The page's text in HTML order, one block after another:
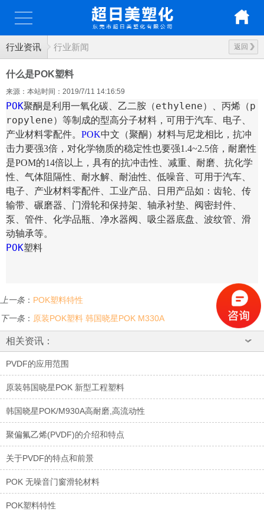
行业资讯 返回
行业新闻
什么是POK塑料
来源：本站时间：2019/7/11 14:16:59
POK聚酮是利用一氧化碳、乙二胺（ethylene）、丙烯（p
ropylene）等制成的型高分子材料，可用于汽车、电子、
产业材料零配件。 POK中文（聚酮）材料与尼龙相比，抗冲
击力要强3倍，对化学物质的稳定性也要强1.4~2.5倍，耐磨性
是POM的14倍以上，具有的抗冲击性、减重、耐磨、抗化学
性、气体阻隔性、耐水解、耐油性、低噪音、可用于汽车、
电子、产业材料零配件、工业产品、日用产品如：齿轮、传
输带、碾磨器、门滑轮和保持架、轴承衬垫、阀密封件、
泵、管件、化学品瓶、净水器阀、吸尘器底盘、波纹管、滑
动轴承等。
POK塑料
上一条： POK塑料特性
下一条： 原装POK塑料 韩国晓星POK M330A
相关资讯：
PVDF的应用范围
原装韩国晓星POK 新型工程塑料
韩国晓星POK/M930A高耐磨,高流动性
聚偏氟乙烯(PVDF)的介绍和特点
关于PVDF的特点和前景
POK 无噪音门窗滑轮材料
POK塑料特性